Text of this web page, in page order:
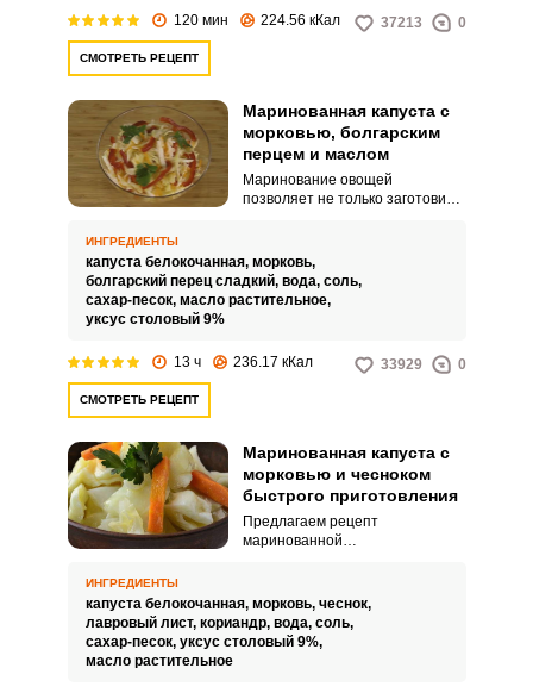
красивого внешнего вида важно
овощи тонко и красиво
120 мин 224.56 кКал 37213 0
СМОТРЕТЬ РЕЦЕПТ
Маринованная капуста с
морковью, болгарским
перцем и маслом
Маринование овощей
позволяет не только заготовить
любому столу. Этот способ
приготовления основан на
использовании горячего
ИНГРЕДИЕНТЫ
капуста белокочанная, морковь,
болгарский перец сладкий, вода, соль,
сахар-песок, масло растительное,
уксус столовый 9%
13 ч 236.17 кКал 33929 0
СМОТРЕТЬ РЕЦЕПТ
Маринованная капуста с
морковью и чесноком
быстрого приготовления
Предлагаем рецепт
маринованной
виде небольших кусочков, не
шинкуем.
ИНГРЕДИЕНТЫ
капуста белокочанная, морковь, чеснок,
лавровый лист, кориандр, вода, соль,
сахар-песок, уксус столовый 9%,
масло растительное
Запомнить меня
ВХОД
ЕЩЕ НЕ ЗАРЕГИСТРИРОВАННЫ?
Забыли пароль?